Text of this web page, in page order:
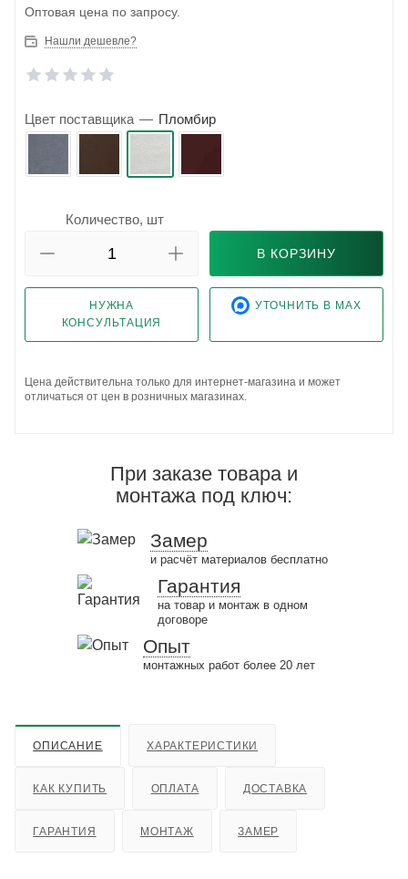
Оптовая цена по запросу.
Нашли дешевле?
Цвет поставщика — Пломбир
Количество, шт
В КОРЗИНУ
НУЖНА
КОНСУЛЬТАЦИЯ
УТОЧНИТЬ В MAX
Цена действительна только для интернет-магазина и может
отличаться от цен в розничных магазинах.
При заказе товара и
монтажа под ключ:
Замер
и расчёт материалов бесплатно
Гарантия
на товар и монтаж в одном
договоре
Опыт
монтажных работ более 20 лет
ОПИСАНИЕ ХАРАКТЕРИСТИКИ
КАК КУПИТЬ ОПЛАТА ДОСТАВКА
ГАРАНТИЯ МОНТАЖ ЗАМЕР